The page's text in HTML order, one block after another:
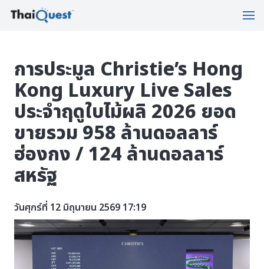
การประมูล Christie’s Hong
Kong Luxury Live Sales
ประจำฤดูใบไม้ผลิ 2026 ยอด
ขายรวม 958 ล้านดอลลาร์
ฮ่องกง / 124 ล้านดอลลาร์
สหรัฐ
วันศุกร์ที่ 12 มิถุนายน 2569 17:19